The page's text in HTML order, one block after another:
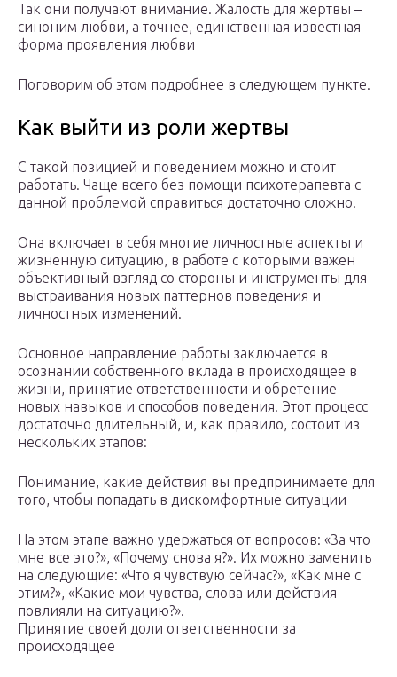
Так они получают внимание. Жалость для жертвы –
синоним любви, а точнее, единственная известная
форма проявления любви
Поговорим об этом подробнее в следующем пункте.
Как выйти из роли жертвы
С такой позицией и поведением можно и стоит
работать. Чаще всего без помощи психотерапевта с
данной проблемой справиться достаточно сложно.
Она включает в себя многие личностные аспекты и
жизненную ситуацию, в работе с которыми важен
объективный взгляд со стороны и инструменты для
выстраивания новых паттернов поведения и
личностных изменений.
Основное направление работы заключается в
осознании собственного вклада в происходящее в
жизни, принятие ответственности и обретение
новых навыков и способов поведения. Этот процесс
достаточно длительный, и, как правило, состоит из
нескольких этапов:
Понимание, какие действия вы предпринимаете для
того, чтобы попадать в дискомфортные ситуации
На этом этапе важно удержаться от вопросов: «За что
мне все это?», «Почему снова я?». Их можно заменить
на следующие: «Что я чувствую сейчас?», «Как мне с
этим?», «Какие мои чувства, слова или действия
повлияли на ситуацию?».
Принятие своей доли ответственности за
происходящее